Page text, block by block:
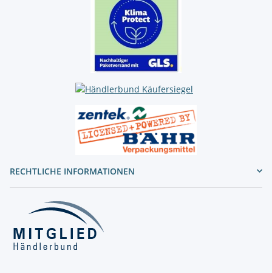
RECHTLICHE INFORMATIONEN